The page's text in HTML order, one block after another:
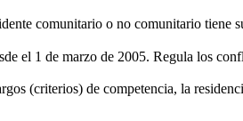
comunitario o no comunitario tiene
el 1 de marzo de 2005. Regula los
(criterios) de competencia, la